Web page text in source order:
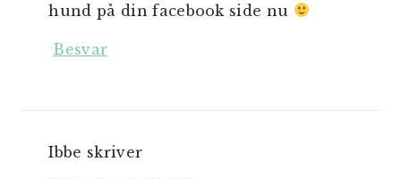
hund på din facebook side nu
Besvar
Ibbe skriver